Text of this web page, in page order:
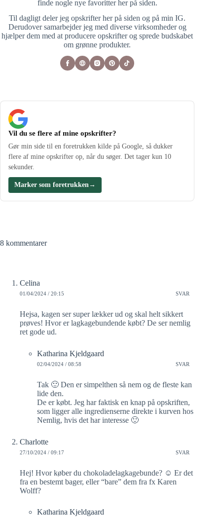
finde nogle nye favoritter her på siden.
Til dagligt deler jeg opskrifter her på siden og på min IG.
Derudover samarbejder jeg med diverse virksomheder og
hjælper dem med at producere opskrifter og sprede budskabet
om grønne produkter.
Vil du se flere af mine opskrifter?
Gør min side til en foretrukken kilde på Google, så dukker
flere af mine opskrifter op, når du søger. Det tager kun 10
sekunder.
Marker som foretrukken →
8 kommentarer
Celina
01/04/2024 / 20:15 SVAR
Hejsa, kagen ser super lækker ud og skal helt sikkert
prøves! Hvor er lagkagebundende købt? De ser nemlig
ret gode ud.
Katharina Kjeldgaard
02/04/2024 / 08:58 SVAR
Tak 🙂 Den er simpelthen så nem og de fleste kan
lide den.
De er købt. Jeg har faktisk en knap på opskriften,
som ligger alle ingredienserne direkte i kurven hos
Nemlig, hvis det har interesse 🙂
Charlotte
27/10/2024 / 09:17 SVAR
Hej! Hvor køber du chokoladelagkagebunde? ☺️ Er det
fra en bestemt bager, eller “bare” dem fra fx Karen
Wolff?
Katharina Kjeldgaard